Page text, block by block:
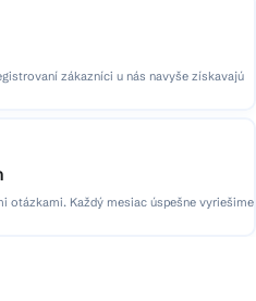
zákazníci u nás navyše získavajú
otázkami. Každý mesiac úspešne vyriešime